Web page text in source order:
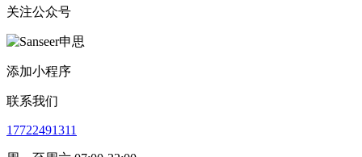
关注公众号
添加小程序
联系我们
17722491311